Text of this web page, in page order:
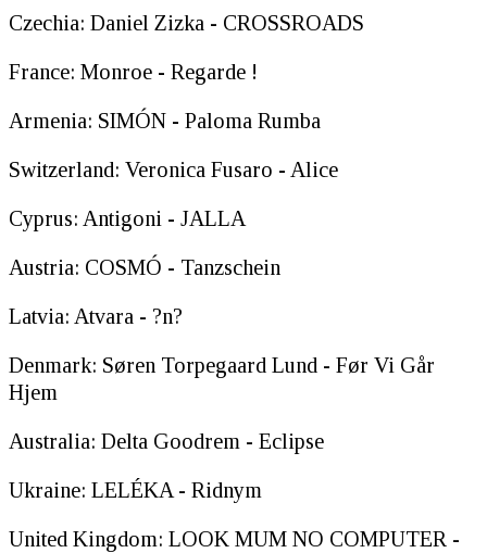
Czechia: Daniel Zizka - CROSSROADS
France: Monroe - Regarde !
Armenia: SIMÓN - Paloma Rumba
Switzerland: Veronica Fusaro - Alice
Cyprus: Antigoni - JALLA
Austria: COSMÓ - Tanzschein
Latvia: Atvara - ?n?
Denmark: Søren Torpegaard Lund - Før Vi Går
Hjem
Australia: Delta Goodrem - Eclipse
Ukraine: LELÉKA - Ridnym
United Kingdom: LOOK MUM NO COMPUTER -